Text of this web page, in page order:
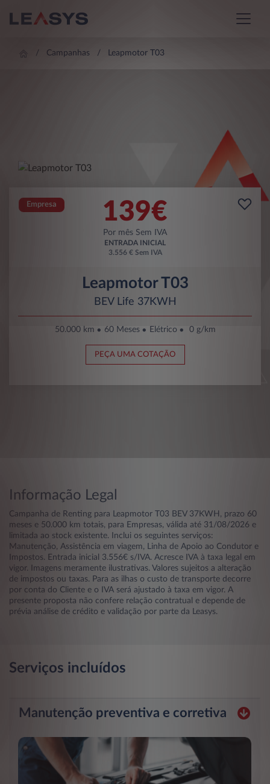
Campanhas Leapmotor T03
Empresa 139€
Por mês Sem IVA
ENTRADA INICIAL
3.556 € Sem IVA
Leapmotor T03
BEV Life 37KWH
50.000 km 60 Meses Elétrico 0 g/km
PEÇA UMA COTAÇÃO
Informação Legal
Campanha de Renting para Leapmotor T03 BEV 37KWH, prazo 60
meses e 50.000 km totais, para Empresas, válida até 31/08/2026 e
limitada ao stock existente. Inclui os seguintes serviços:
Manutenção, Assistência em viagem, Linha de Apoio ao Condutor e
Impostos. Entrada inicial 3.556€ s/IVA. Acresce IVA à taxa legal em
vigor. Imagens meramente ilustrativas. Valores sujeitos a alteração
de impostos ou taxas. Para as ilhas o custo de transporte decorre
por conta do Cliente e o IVA será ajustado à taxa em vigor. A
presente proposta não confere relação contratual e depende de
prévia análise de crédito e validação por parte da Leasys.
Serviços incluídos
Manutenção preventiva e corretiva